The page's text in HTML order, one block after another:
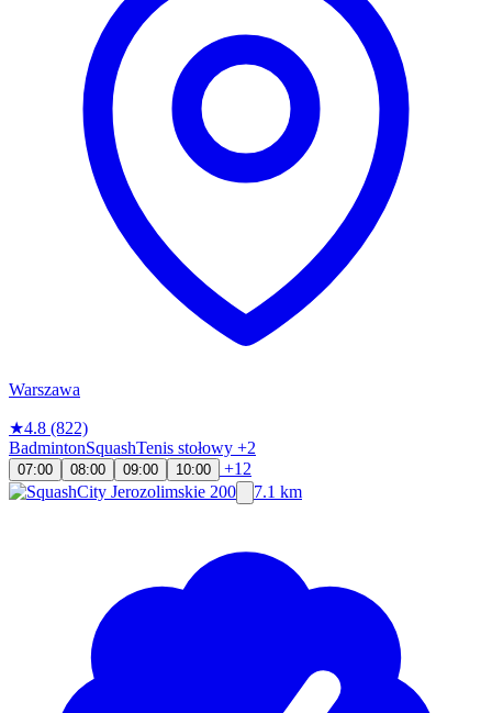
Warszawa
★4.8 (822)
BadmintonSquashTenis stołowy +2
07:00 08:00 09:00 10:00
+12
7.1 km